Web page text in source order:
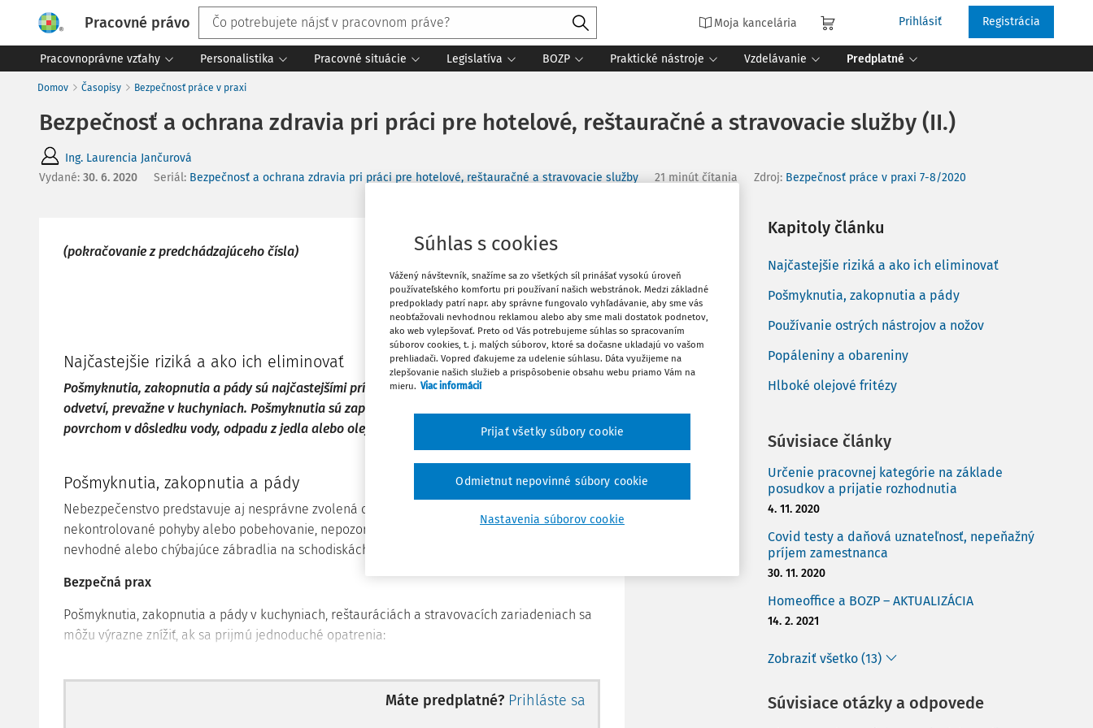
Pracovné právo Moja kancelária Prihlásiť Registrácia
Pracovnoprávne vzťahy Personalistika Pracovné situácie Legislatíva BOZP Praktické nástroje Vzdelávanie Predplatné
Domov Časopisy Bezpečnosť práce v praxi
Bezpečnosť a ochrana zdravia pri práci pre hotelové, reštauračné a stravovacie služby (II.)
Ing. Laurencia Jančurová
Vydané: 30. 6. 2020 Seriál: Bezpečnosť a ochrana zdravia pri práci pre hotelové, reštauračné a stravovacie služby 21 minút čítania Zdroj: Bezpečnosť práce v praxi 7-8/2020
(pokračovanie z predchádzajúceho čísla)
Najčastejšie riziká a ako ich eliminovať
Pošmyknutia, zakopnutia a pády sú najčastejšími príčinami úrazov v pohostinskom
odvetví, prevažne v kuchyniach. Pošmyknutia sú zapríčinené prevažne šmykľavým
povrchom v dôsledku vody, odpadu z jedla alebo oleja.
Pošmyknutia, zakopnutia a pády
Nebezpečenstvo predstavuje aj nesprávne zvolená obuv. Riziko môžu zvýšiť tiež rýchle a
nekontrolované pohyby alebo pobehovanie, nepozornosť a nesprávne prenášanie bremien,
nevhodné alebo chýbajúce zábradlia na schodiskách.
Bezpečná prax
Pošmyknutia, zakopnutia a pády v kuchyniach, reštauráciách a stravovacích zariadeniach sa
môžu výrazne znížiť, ak sa prijmú jednoduché opatrenia:
Máte predplatné? Prihláste sa
Obľúbené
Zdieľať
Kapitoly článku
Najčastejšie riziká a ako ich eliminovať
Pošmyknutia, zakopnutia a pády
Používanie ostrých nástrojov a nožov
Popáleniny a obareniny
Hlboké olejové fritézy
Súvisiace články
Určenie pracovnej kategórie na základe
posudkov a prijatie rozhodnutia
4. 11. 2020
Covid testy a daňová uznateľnosť, nepeňažný
príjem zamestnanca
30. 11. 2020
Homeoffice a BOZP – AKTUALIZÁCIA
14. 2. 2021
Zobraziť všetko (13)
Súvisiace otázky a odpovede
Súhlas s cookies
Vážený návštevník, snažíme sa zo všetkých síl prinášať vysokú úroveň
používateľského komfortu pri používaní našich webstránok. Medzi základné
predpoklady patrí napr. aby správne fungovalo vyhľadávanie, aby sme vás
neobťažovali nevhodnou reklamou alebo aby sme mali dostatok podnetov,
ako web vylepšovať. Preto od Vás potrebujeme súhlas so spracovaním
súborov cookies, t. j. malých súborov, ktoré sa dočasne ukladajú vo vašom
prehliadači. Vopred ďakujeme za udelenie súhlasu. Dáta využijeme na
zlepšovanie našich služieb a prispôsobenie obsahu webu priamo Vám na
mieru. Viac informácií
Nastavenia súborov cookie
Odmietnut nepovinné súbory cookie
Prijať všetky súbory cookie